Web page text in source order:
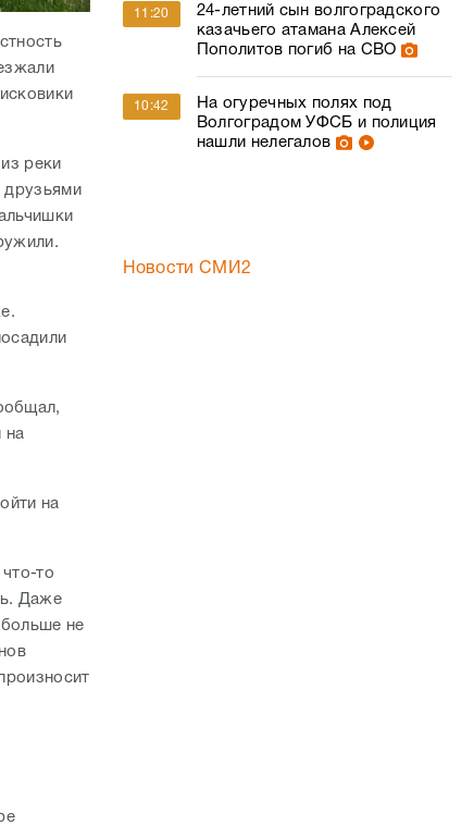
реки
друзьями
на
на
то
Даже
не
11:20
24-летний сын волгоградского
казачьего атамана Алексей
Пополитов погиб на СВО
10:42
На огуречных полях под
Волгоградом УФСБ и полиция
нашли нелегалов
Новости СМИ2